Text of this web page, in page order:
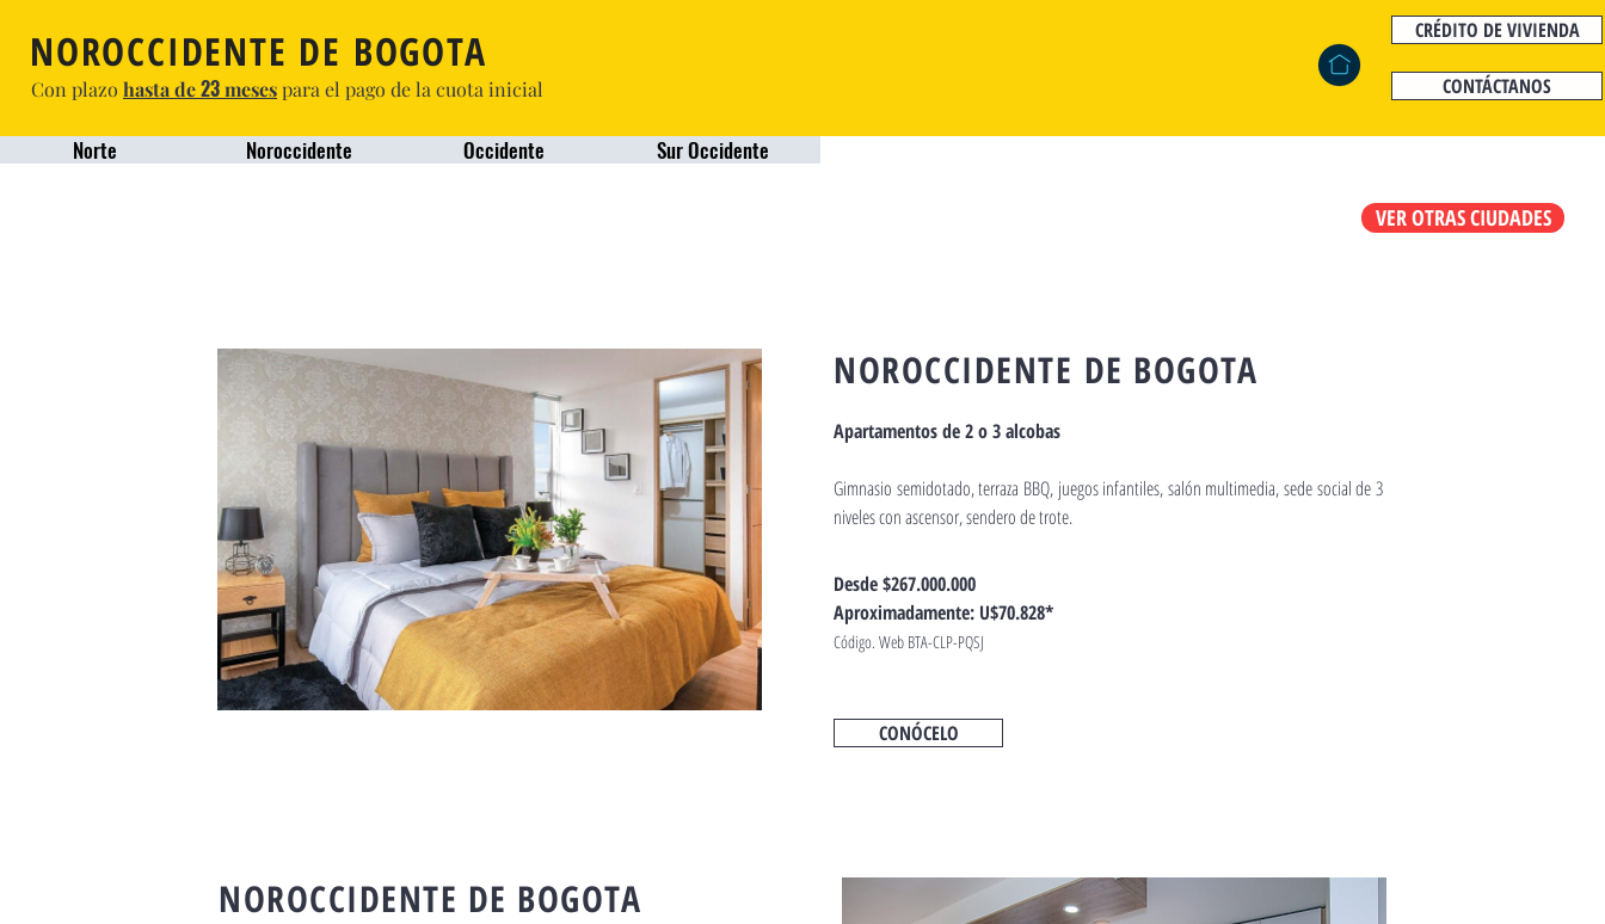
NOROCCIDENTE DE BOGOTA
Con plazo hasta de23mesespara el pago de la cuota inicial
CRÉDITO DE VIVIENDA
CONTÁCTANOS
Norte Noroccidente Occidente Sur Occidente
VER OTRAS CIUDADES
NOROCCIDENTE DE BOGOTA
Apartamentos de 2 o 3 alcobas
Gimnasio semidotado, terraza BBQ, juegos infantiles, salón multimedia, sede social de 3
niveles con ascensor, sendero de trote.
Desde $267.000.000
Aproximadamente: U$70.828*
Código. Web BTA-CLP-PQSJ
CONÓCELO
NOROCCIDENTE DE BOGOTA